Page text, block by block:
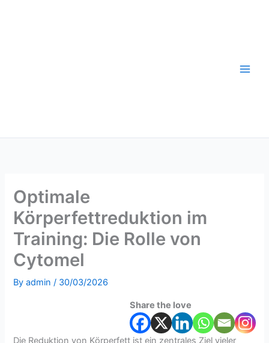
Optimale
Körperfettreduktion im
Training: Die Rolle von
Cytomel
Byadmin/ 30/03/2026
Share the love
Die Reduktion von Körperfett ist ein zentrales Ziel vieler